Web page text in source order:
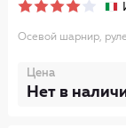
Осевой шарнир,
Цена
Нет в